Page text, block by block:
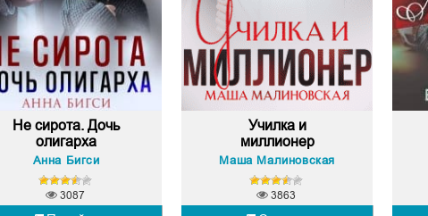
Не сирота. Дочь
олигарха
Анна Бигси
3087
Училка и
миллионер
Маша Малиновская
3863